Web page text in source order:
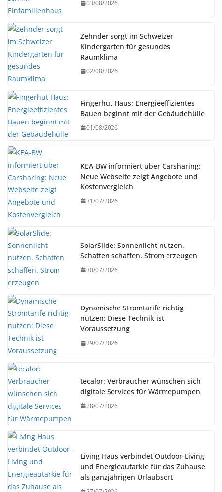
03/08/2026
Zehnder sorgt im Schweizer
Kindergarten für gesundes
Raumklima
02/08/2026
Fingerhut Haus: Energieeffizientes
Bauen beginnt mit der Gebäudehülle
01/08/2026
KEA-BW informiert über Carsharing:
Neue Webseite zeigt Angebote und
Kostenvergleich
31/07/2026
SolarSlide: Sonnenlicht nutzen.
Schatten schaffen. Strom erzeugen
30/07/2026
Dynamische Stromtarife richtig
nutzen: Diese Technik ist
Voraussetzung
29/07/2026
tecalor: Verbraucher wünschen sich
digitale Services für Wärmepumpen
28/07/2026
Living Haus verbindet Outdoor-Living
und Energieautarkie für das Zuhause
als ganzjährigen Urlaubsort